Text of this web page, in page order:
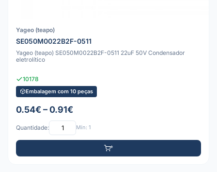
Yageo (teapo)
SE050M0022B2F-0511
Yageo (teapo) SE050M0022B2F-0511 22uF 50V Condensador
eletrolítico
10178
Embalagem com 10 peças
0.54€ – 0.91€
Quantidade: Mín: 1